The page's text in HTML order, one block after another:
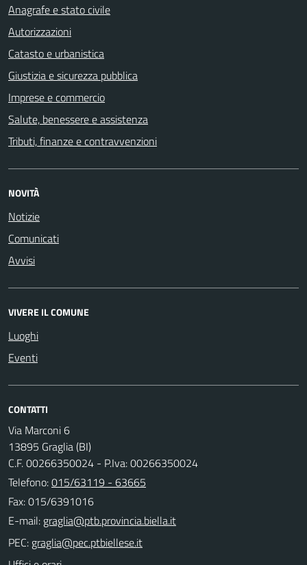
Anagrafe e stato civile
Autorizzazioni
Catasto e urbanistica
Giustizia e sicurezza pubblica
Imprese e commercio
Salute, benessere e assistenza
Tributi, finanze e contravvenzioni
NOVITÀ
Notizie
Comunicati
Avvisi
VIVERE IL COMUNE
Luoghi
Eventi
CONTATTI
Via Marconi 6
13895 Graglia (BI)
C.F. 00266350024 - P.Iva: 00266350024
Telefono:015/63119 - 63665
Fax: 015/6391016
E-mail:
PEC: